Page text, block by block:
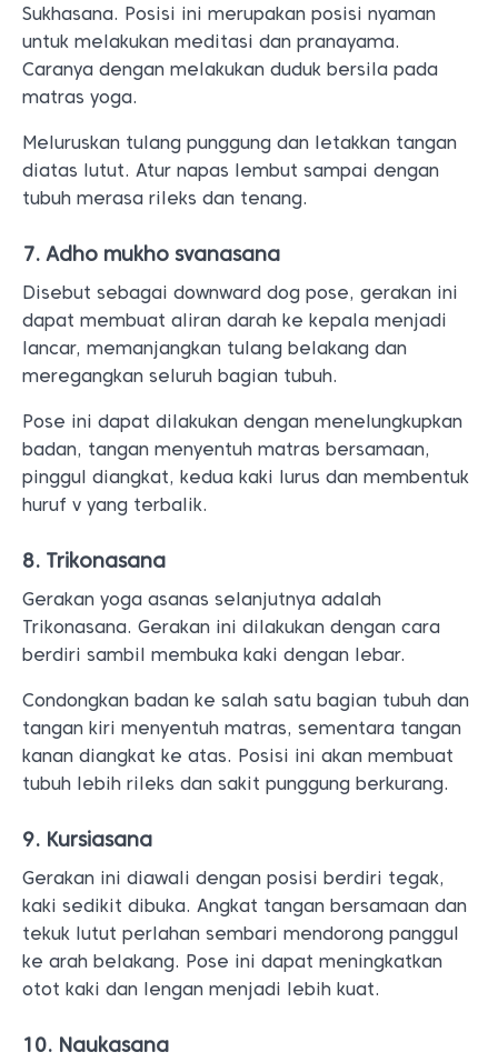
Sukhasana. Posisi ini merupakan posisi nyaman
untuk melakukan meditasi dan pranayama.
Caranya dengan melakukan duduk bersila pada
matras yoga.
Meluruskan tulang punggung dan letakkan tangan
diatas lutut. Atur napas lembut sampai dengan
tubuh merasa rileks dan tenang.
7. Adho mukho svanasana
Disebut sebagai downward dog pose, gerakan ini
dapat membuat aliran darah ke kepala menjadi
lancar, memanjangkan tulang belakang dan
meregangkan seluruh bagian tubuh.
Pose ini dapat dilakukan dengan menelungkupkan
badan, tangan menyentuh matras bersamaan,
pinggul diangkat, kedua kaki lurus dan membentuk
huruf v yang terbalik.
8. Trikonasana
Gerakan yoga asanas selanjutnya adalah
Trikonasana. Gerakan ini dilakukan dengan cara
berdiri sambil membuka kaki dengan lebar.
Condongkan badan ke salah satu bagian tubuh dan
tangan kiri menyentuh matras, sementara tangan
kanan diangkat ke atas. Posisi ini akan membuat
tubuh lebih rileks dan sakit punggung berkurang.
9. Kursiasana
Gerakan ini diawali dengan posisi berdiri tegak,
kaki sedikit dibuka. Angkat tangan bersamaan dan
tekuk lutut perlahan sembari mendorong panggul
ke arah belakang. Pose ini dapat meningkatkan
otot kaki dan lengan menjadi lebih kuat.
10. Naukasana